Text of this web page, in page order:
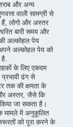
और अन्य
वाली सामग्री से
लोगो और अस्तर
बारी समय और
अल्कोहल पेय
अपने अल्कोहल पेय को
है.
के लिए एकदम
ढंग से
तक की क्षमता के
अस्तर, जैसे कि
जा सकता है।
के मामले में अनुकूलित
को पूरा करने के